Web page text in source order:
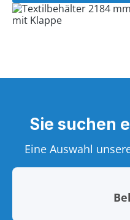
Sie suchen
Eine Auswahl